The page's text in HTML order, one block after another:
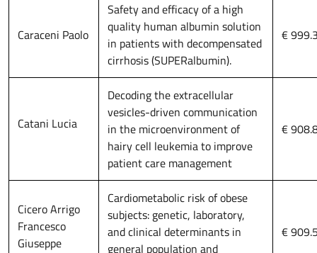
Caraceni Paolo
Safety and efficacy of a high
quality human albumin solution
in patients with decompensated
cirrhosis (SUPERalbumin).
€
Catani Lucia
Decoding the extracellular
vesicles-driven communication
in the microenvironment of
hairy cell leukemia to improve
patient care management
€
Cicero Arrigo
Francesco
Giuseppe
Cardiometabolic risk of obese
subjects: genetic, laboratory,
and clinical determinants in
general population and
€